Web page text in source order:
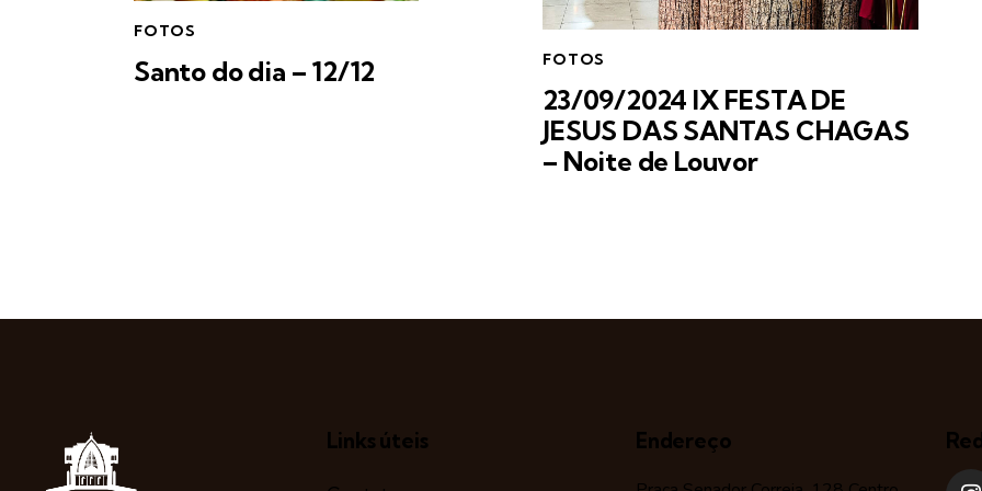
FOTOS
Santo do dia – 12/12 FOTOS
23/09/2024 IX FESTA DE
JESUS DAS SANTAS CHAGAS
– Noite de Louvor
Links úteis Endereço